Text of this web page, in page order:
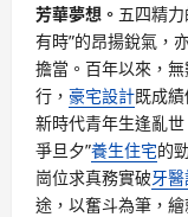
芳華夢想。 五四精
有時”的昂揚銳氣，
擔當。百年以來，
行， 豪宅設計既成
新時代青年生逢亂世
爭旦夕”養生住宅的
崗位求真務實破牙
途，以奮斗為筆，